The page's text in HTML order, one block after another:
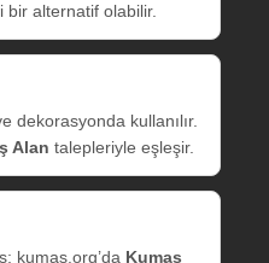
bir alternatif olabilir.
dekorasyonda kullanılır.
Alan talepleriyle eşleşir.
kumas.org’da Kumaş